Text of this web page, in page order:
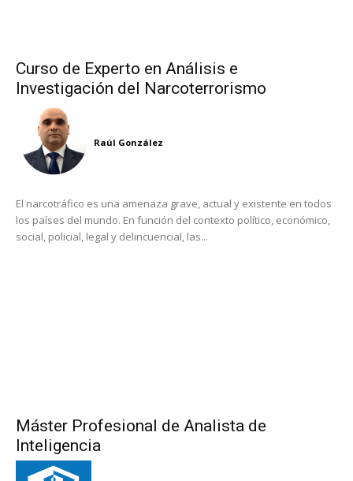
Curso de Experto en Análisis e
Investigación del Narcoterrorismo
Raúl González
El narcotráfico es una amenaza grave, actual y existente en todos
los países del mundo. En función del contexto político, económico,
social, policial, legal y delincuencial, las...
Máster Profesional de Analista de
Inteligencia